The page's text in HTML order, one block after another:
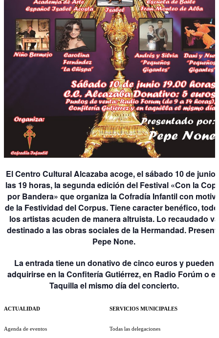
El Centro Cultural Alcazaba acoge, el sábado 10 de junio
las 19 horas, la segunda edición del Festival «Con la
por Bandera» que organiza la Cofradía Infantil con
de la Festividad del Corpus. Tiene caracter benéfico,
los artistas acuden de manera altruista. Lo recaudado va
destinado a las obras sociales de la Hermandad.
Pepe None.
La entrada tiene un donativo de cinco euros y pueden
adquirirse en la Confitería Gutiérrez, en Radio Forúm o
Taquilla el mismo día del concierto.
ACTUALIDAD
Agenda de eventos
SERVICIOS MUNICIPALES
Todas las delegaciones